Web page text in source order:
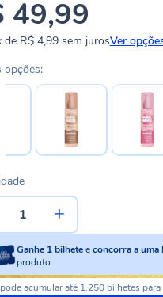
49,99
de R$ 4,99sem jurosVer
opções:
Ganhe 1 bilhete econcorra a uma
produto
acumular até 1.250 bilhetes